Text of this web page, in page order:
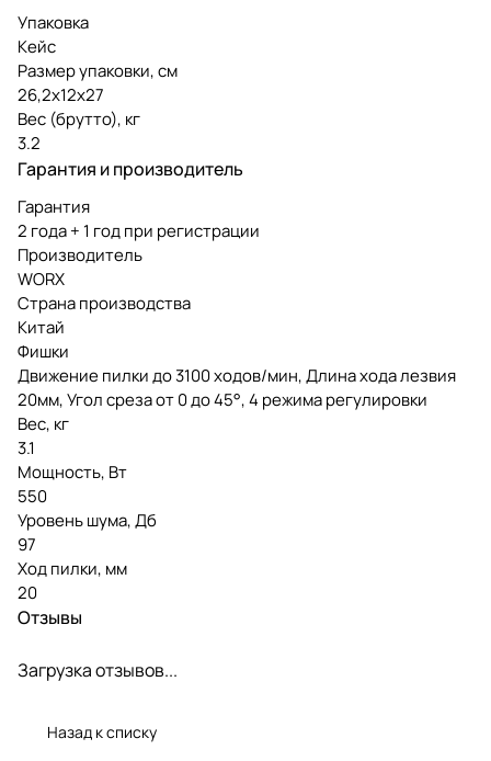
Упаковка
Кейс
Размер упаковки, см
26,2х12х27
Вес (брутто), кг
3.2
Гарантия и производитель
Гарантия
2 года + 1 год при регистрации
Производитель
WORX
Страна производства
Китай
Фишки
Движение пилки до 3100 ходов/мин, Длина хода лезвия
20мм, Угол среза от 0 до 45°, 4 режима регулировки
Вес, кг
3.1
Мощность, Вт
550
Уровень шума, Дб
97
Ход пилки, мм
20
Отзывы
Загрузка отзывов...
Назад к списку